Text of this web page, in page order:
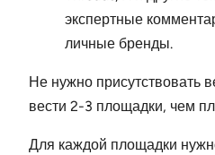
экспертные
личные бренды.
Не нужно присутствовать
вести 2-3 площадки, чем
Для каждой площадки